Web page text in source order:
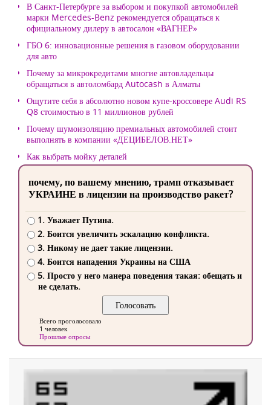
В Санкт-Петербурге за выбором и покупкой автомобилей
марки Mercedes-Benz рекомендуется обращаться к
официальному дилеру в автосалон «ВАГНЕР»
ГБО 6: инновационные решения в газовом оборудовании
для авто
Почему за микрокредитами многие автовладельцы
обращаться в автоломбард Autocash в Алматы
Ощутите себя в абсолютно новом купе-кроссовере Audi RS
Q8 стоимостью в 11 миллионов рублей
Почему шумоизоляцию премиальных автомобилей стоит
выполнять в компании «ДЕЦИБЕЛОВ.НЕТ»
Как выбрать мойку деталей
почему, по вашему мнению, трамп отказывает
УКРАИНЕ в лицензии на производство ракет?
1. Уважает Путина.
2. Боится увеличить эскалацию конфликта.
3. Никому не дает такие лицензии.
4. Боится нападения Украины на США
5. Просто у него манера поведения такая: обещать и
не сделать.
Всего проголосовало
1 человек
Прошлые опросы